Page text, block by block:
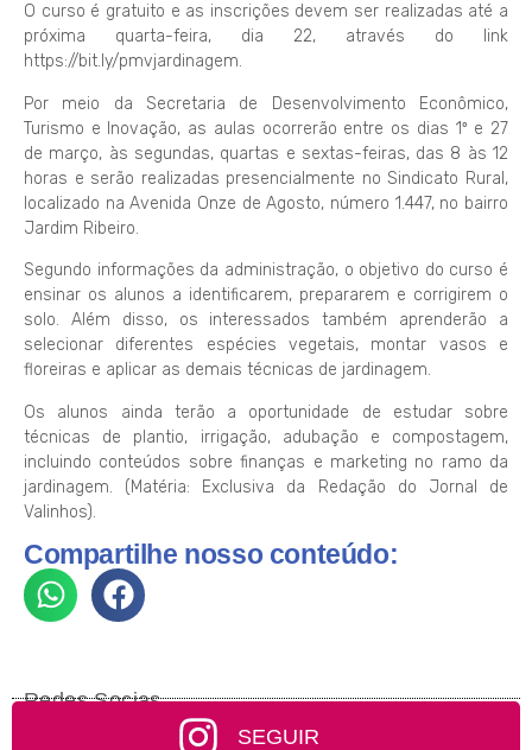
O curso é gratuito e as inscrições devem ser realizadas até a
próxima quarta-feira, dia 22, através do link
https://bit.ly/pmvjardinagem.
Por meio da Secretaria de Desenvolvimento Econômico,
Turismo e Inovação, as aulas ocorrerão entre os dias 1º e 27
de março, às segundas, quartas e sextas-feiras, das 8 às 12
horas e serão realizadas presencialmente no Sindicato Rural,
localizado na Avenida Onze de Agosto, número 1.447, no bairro
Jardim Ribeiro.
Segundo informações da administração, o objetivo do curso é
ensinar os alunos a identificarem, prepararem e corrigirem o
solo. Além disso, os interessados também aprenderão a
selecionar diferentes espécies vegetais, montar vasos e
floreiras e aplicar as demais técnicas de jardinagem.
Os alunos ainda terão a oportunidade de estudar sobre
técnicas de plantio, irrigação, adubação e compostagem,
incluindo conteúdos sobre finanças e marketing no ramo da
jardinagem. (Matéria: Exclusiva da Redação do Jornal de
Valinhos).
Compartilhe nosso conteúdo:
Redes Socias
SEGUIR